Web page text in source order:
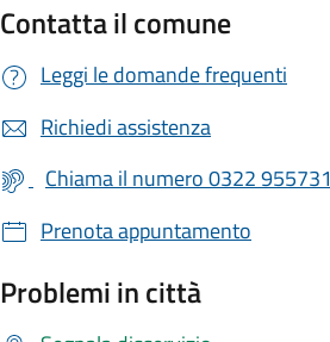
Contatta il comune
Leggi le domande frequenti
Richiedi assistenza
Chiama il numero 0322 955731
Prenota appuntamento
Problemi in città